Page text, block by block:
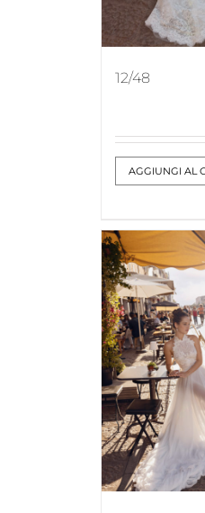
12/48
AGGIUNGI AL